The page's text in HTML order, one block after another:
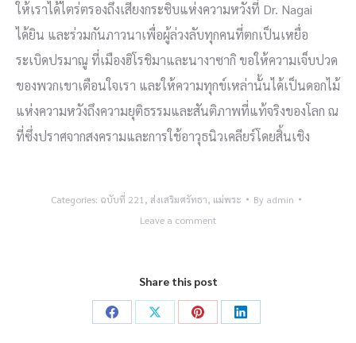
ให้เราได้ไตร่ตรองถึงเสียงกระซิบแห่งความหวังที่ Dr. Nagai
ได้ยิน และร่วมกันภาวนาเพื่อผู้ล่วงลับทุกคนที่ตกเป็นเหยื่อ
ระเบิดปรมาณู ที่เมืองฮิโรชิมาและนางาซากิ ขอให้ความเจ็บปวด
ของพวกเขาเตือนใจเรา และให้ความทุกข์เหล่านั้นได้เป็นดอกไม้
แห่งความหวังถึงความยุติธรรมและสันติภาพที่แท้จริงของโลก ณ
ที่ซึ่งปราศจากสงครามและการใช้อาวุธนิวเคลียร์โดยสิ้นเชิง
Categories: ฉบับที่ 221 , ส่งเสริมศรัทธา, แม่พระ By admin
Leave a comment
Share this post
Share
Share
Share
Share